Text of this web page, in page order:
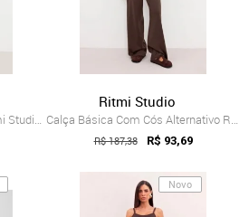
Calça Reta Cós Elástico Ritmi Studio Azul
Ritmi Studio
Calça Básica Com Cós Alternativo Ritmi S...
R$ 187,38 R$ 93,69
Novo